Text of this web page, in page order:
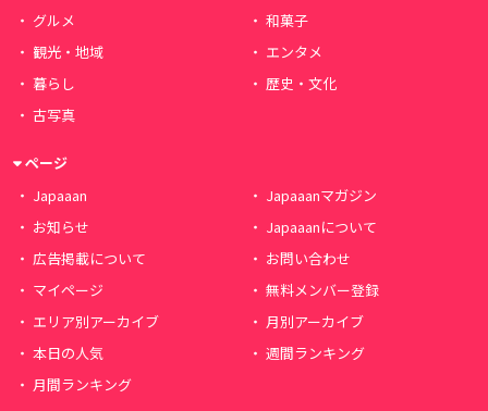
グルメ
和菓子
観光・地域
エンタメ
暮らし
歴史・文化
古写真
ページ
Japaaan
Japaaanマガジン
お知らせ
Japaaanについて
広告掲載について
お問い合わせ
マイページ
無料メンバー登録
エリア別アーカイブ
月別アーカイブ
本日の人気
週間ランキング
月間ランキング